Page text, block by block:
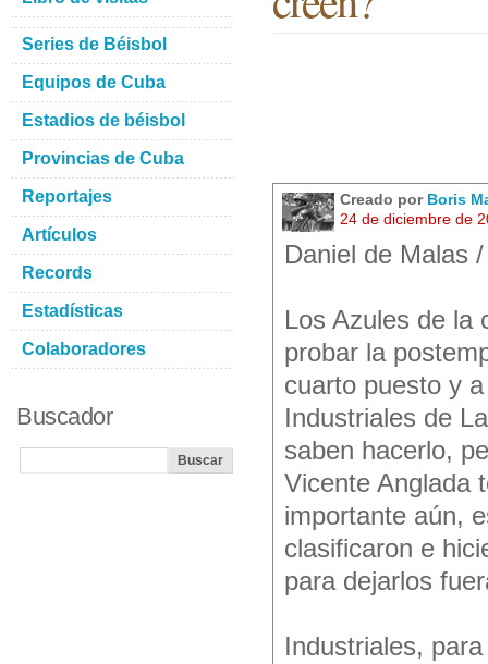
Creado por Boris
24 de diciembre de
Daniel de Malas
Los Azules de la
probar la
cuarto puesto y
Industriales de
saben hacerlo,
Vicente Anglada
importante aún,
clasificaron e
para dejarlos
Industriales,
Series de Béisbol
Equipos de Cuba
Estadios de béisbol
Provincias de Cuba
Reportajes
Artículos
Records
Estadísticas
Colaboradores
Buscador